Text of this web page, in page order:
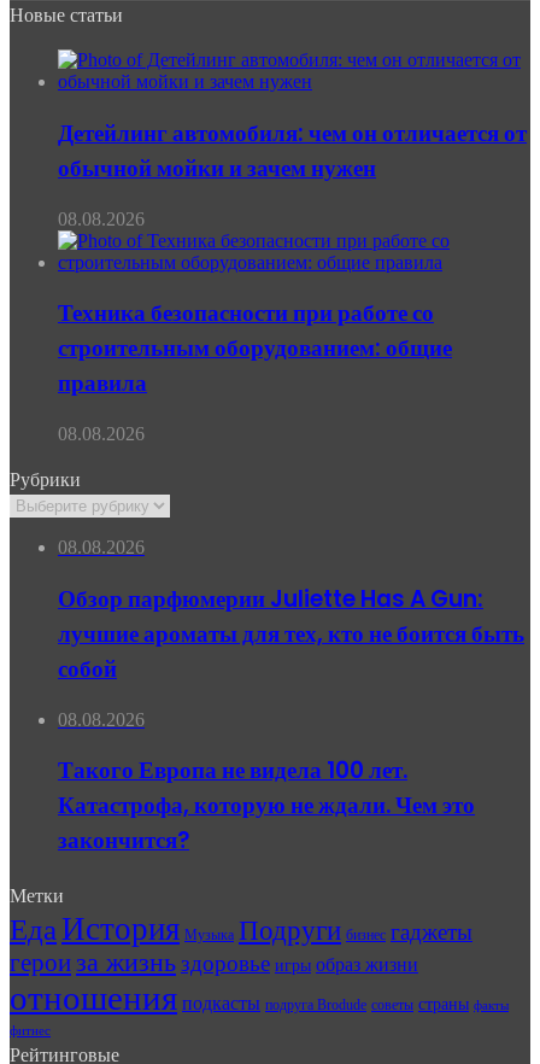
Новые статьи
Детейлинг автомобиля: чем он отличается от
обычной мойки и зачем нужен
08.08.2026
Техника безопасности при работе со
строительным оборудованием: общие
правила
08.08.2026
Рубрики
Рубрики
08.08.2026
Обзор парфюмерии Juliette Has A Gun:
лучшие ароматы для тех, кто не боится быть
собой
08.08.2026
Такого Европа не видела 100 лет.
Катастрофа, которую не ждали. Чем это
закончится?
Метки
ЕдаИстория Музыка Подруги бизнес гаджеты
герои за жизнь здоровье игры образ жизни
отношения подкасты подруга Brodude советы страны факты
фитнес
Рейтинговые